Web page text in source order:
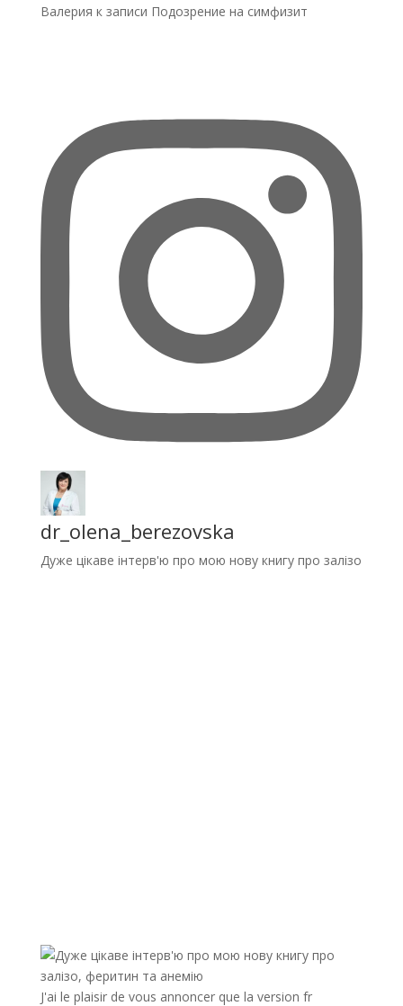
Валерия к записи Подозрение на симфизит
dr_olena_berezovska
Дуже цікаве інтерв'ю про мою нову книгу про залізо
J'ai le plaisir de vous annoncer que la version fr